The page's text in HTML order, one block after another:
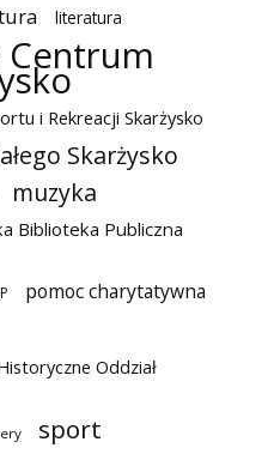
literatura
Centrum
i Rekreacji Skarżysko
Skarżysko
muzyka
Biblioteka Publiczna
pomoc charytatywna
Oddział
sport